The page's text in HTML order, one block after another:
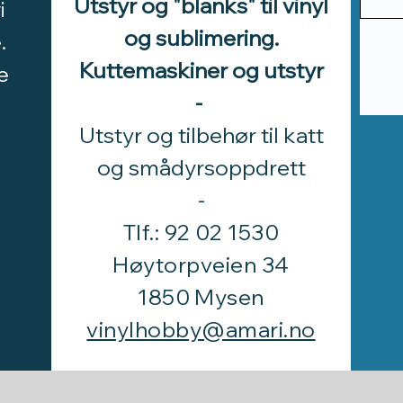
og sublimering.
Kuttemaskiner og utstyr
-
Utstyr og tilbehør til katt
og smådyrsoppdrett
​-
Tlf.: 92 02 1530
Høytorpveien 34
1850 Mysen
vinylhobby@amari.no